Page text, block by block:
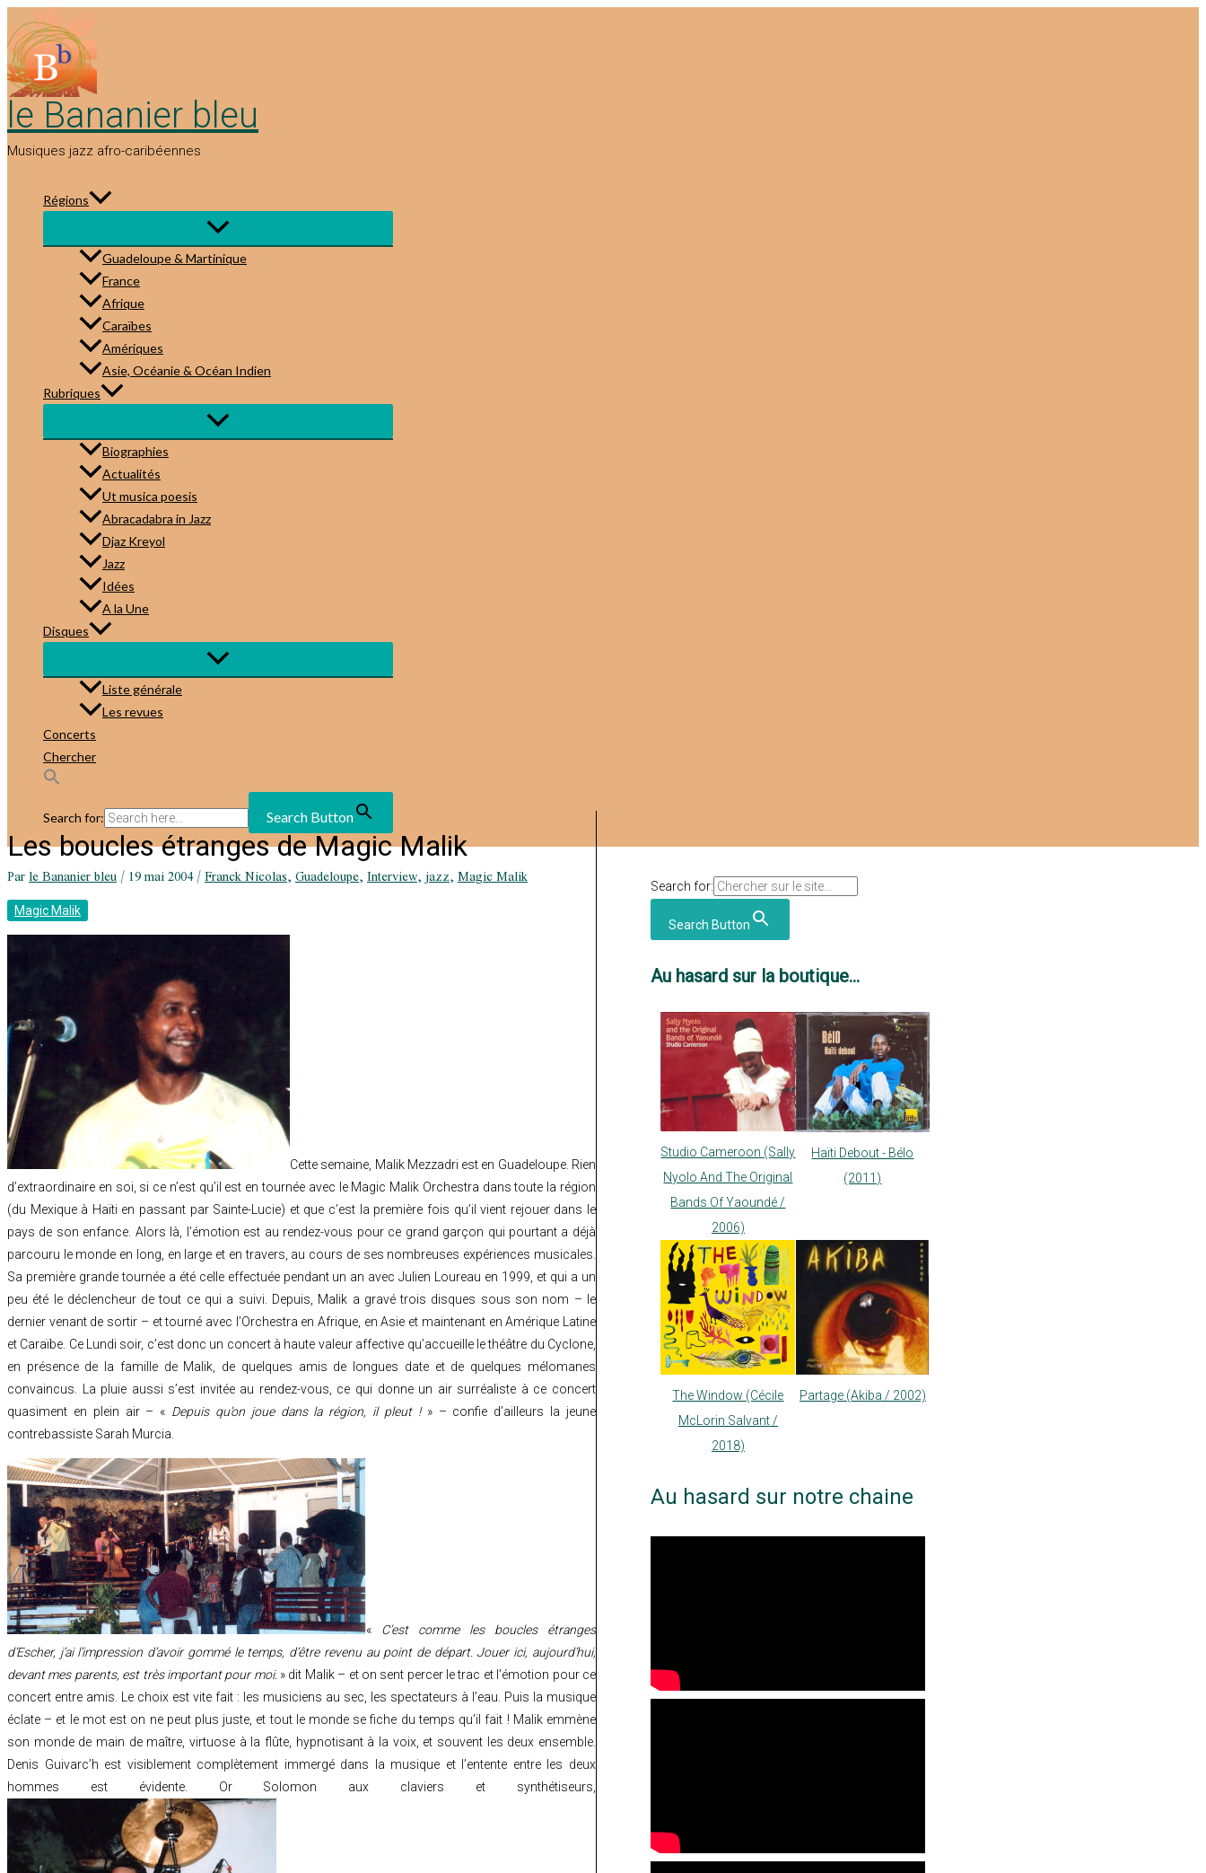
au
contenu
le Bananier bleu
Musiques jazz afro-caribéennes
Régions
Guadeloupe & Martinique
France
Afrique
Caraïbes
Amériques
Asie, Océanie & Océan Indien
Rubriques
Biographies
Actualités
Ut musica poesis
Abracadabra in Jazz
Djaz Kreyol
Jazz
Idées
A la Une
Disques
Liste générale
Les revues
Concerts
Chercher
Search for: Search Button
Les boucles étranges de Magic Malik
Parle Bananier bleu/19 mai 2004/Franck Nicolas,Guadeloupe,Interview,jazz,Magic Malik
Magic Malik
Cette semaine, Malik Mezzadri est en Guadeloupe. Rien
d’extraordinaire en soi, si ce n’est qu’il est en tournée avec le Magic Malik Orchestra dans toute la région
(du Mexique à Haïti en passant par Sainte-Lucie) et que c’est la première fois qu’il vient rejouer dans le
pays de son enfance. Alors là, l’émotion est au rendez-vous pour ce grand garçon qui pourtant a déjà
parcouru le monde en long, en large et en travers, au cours de ses nombreuses expériences musicales.
Sa première grande tournée a été celle effectuée pendant un an avec Julien Loureau en 1999, et qui a un
peu été le déclencheur de tout ce qui a suivi. Depuis, Malik a gravé trois disques sous son nom – le
dernier venant de sortir – et tourné avec l’Orchestra en Afrique, en Asie et maintenant en Amérique Latine
et Caraïbe. Ce Lundi soir, c’est donc un concert à haute valeur affective qu’accueille le théâtre du Cyclone,
en présence de la famille de Malik, de quelques amis de longues date et de quelques mélomanes
convaincus. La pluie aussi s’est invitée au rendez-vous, ce qui donne un air surréaliste à ce concert
quasiment en plein air – « Depuis qu’on joue dans la région, il pleut !» – confie d’ailleurs la jeune
contrebassiste Sarah Murcia.
« C’est comme les boucles étranges
d’Escher, j’ai l’impression d’avoir gommé le temps, d’être revenu au point de départ. Jouer ici, aujourd’hui,
devant mes parents, est très important pour moi. » dit Malik – et on sent percer le trac et l’émotion pour ce
concert entre amis. Le choix est vite fait : les musiciens au sec, les spectateurs à l’eau. Puis la musique
éclate – et le mot est on ne peut plus juste, et tout le monde se fiche du temps qu’il fait ! Malik emmène
son monde de main de maître, virtuose à la flûte, hypnotisant à la voix, et souvent les deux ensemble.
Denis Guivarc’h est visiblement complètement immergé dans la musique et l’entente entre les deux
hommes est évidente. Or Solomon aux claviers et synthétiseurs,
Search for:
Search Button
Au hasard sur la boutique...
Studio Cameroon (Sally
Nyolo And The Original
Bands Of Yaoundé /
2006)
Haïti Debout - Bélo
(2011)
The Window (Cécile
McLorin Salvant /
2018)
Partage (Akiba / 2002)
Au hasard sur notre chaine